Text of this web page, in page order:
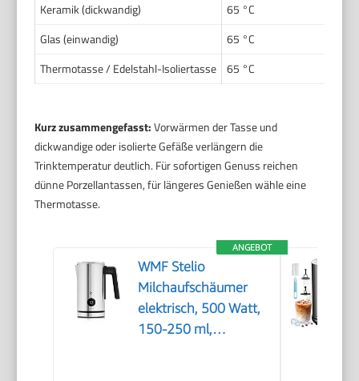
Keramik (dickwandig)
65 °C
Glas (einwandig)
65 °C
Thermotasse / Edelstahl-Isoliertasse
65 °C
Kurz zusammengefasst:Vorwärmen der Tasse und
dickwandige oder isolierte Gefäße verlängern die
Trinktemperatur deutlich. Für sofortigen Genuss reichen
dünne Porzellantassen, für längeres Genießen wähle eine
Thermotasse.
ANGEBOT
WMF Stelio
Milchaufschäumer
elektrisch, 500 Watt,
150-250 ml,